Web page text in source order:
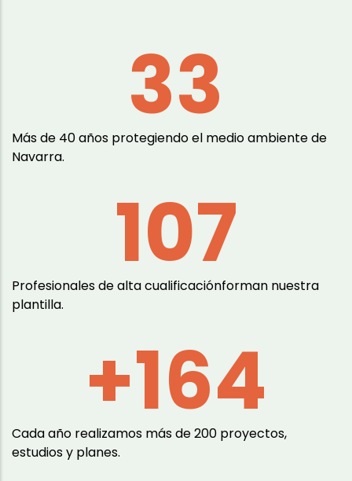
40
Más de 40 años protegiendo el medio ambiente de
Navarra.
130
Profesionales de alta cualificaciónforman nuestra
plantilla.
200
Cada año realizamos más de 200 proyectos,
estudios y planes.